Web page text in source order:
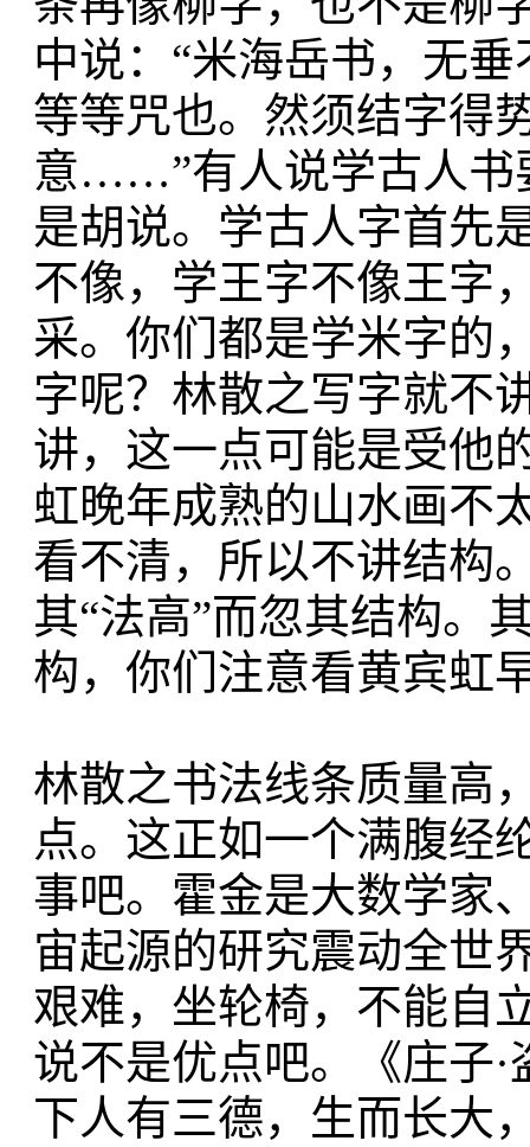
中说：“米海岳书，无
等等咒也。然须结字得
意……”有人说学古人书
是胡说。学古人字首先
不像，学王字不像王字
采。你们都是学米字的
字呢？林散之写字就不
讲，这一点可能是受他
虹晚年成熟的山水画不
看不清，所以不讲结构
其“法高”而忽其结构。
构，你们注意看黄宾虹
林散之书法线条质量高
点。这正如一个满腹经
事吧。霍金是大数学家
宙起源的研究震动全世
艰难，坐轮椅，不能自
说不是优点吧。《庄子
下人有三德，生而长大